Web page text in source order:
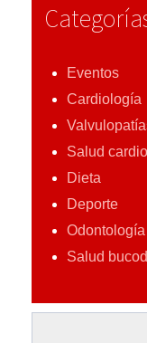
Eventos
Cardiología
Salud
Dieta
Deporte
Odontología
Salud